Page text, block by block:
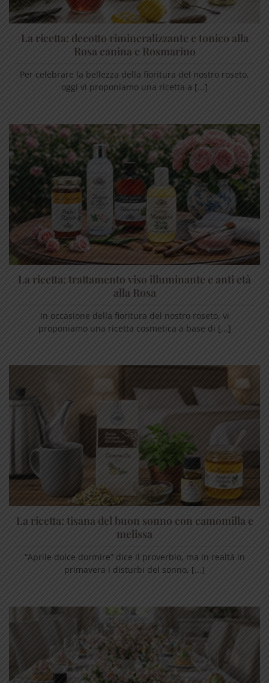
La ricetta: decotto rimineralizzante e tonico alla
Rosa canina e Rosmarino
Per celebrare la bellezza della fioritura del nostro roseto,
oggi vi proponiamo una ricetta a [...]
La ricetta: trattamento viso illuminante e anti età
alla Rosa
In occasione della fioritura del nostro roseto, vi
proponiamo una ricetta cosmetica a base di [...]
La ricetta: tisana del buon sonno con camomilla e
melissa
“Aprile dolce dormire” dice il proverbio, ma in realtà in
primavera i disturbi del sonno, [...]